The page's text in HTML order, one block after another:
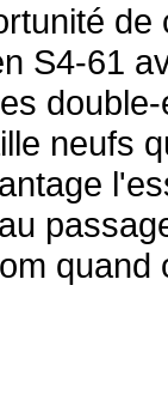
S4-61
neufs
quand